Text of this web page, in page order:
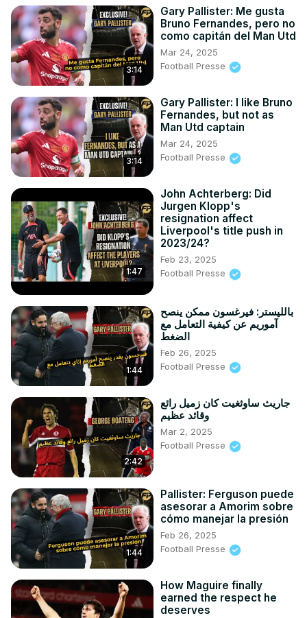
3:14
Gary Pallister: Me gusta
Bruno Fernandes, pero no
como capitán del Man Utd
Mar 24, 2025
Football Presse
3:14
Gary Pallister: I like Bruno
Fernandes, but not as
Man Utd captain
Mar 24, 2025
Football Presse
1:47
John Achterberg: Did
Jurgen Klopp's
resignation affect
Liverpool's title push in
2023/24?
Feb 23, 2025
Football Presse
1:44
بالليستر: فيرغسون ممكن ينصح
آموريم عن كيفية التعامل مع
الضغط
Feb 26, 2025
Football Presse
2:42
جاريث ساوثغيت كان زميل رائع
وقائد عظيم
Mar 2, 2025
Football Presse
1:44
Pallister: Ferguson puede
asesorar a Amorim sobre
cómo manejar la presión
Feb 26, 2025
Football Presse
How Maguire finally
earned the respect he
deserves